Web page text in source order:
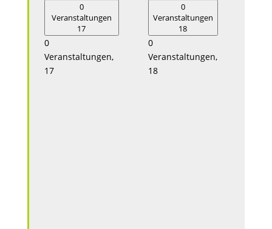
0
Veranstaltungen
17
0
Veranstaltungen,
17
0
Veranstaltungen
18
0
Veranstaltungen,
18